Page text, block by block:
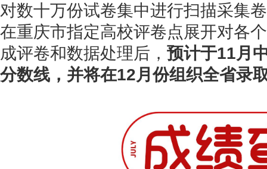
对数十万份试卷集中进行扫描采集
在重庆市指定高校评卷点展开对各
成评卷和数据处理后， 预计于11月
分数线，并将在12月份组织全省录